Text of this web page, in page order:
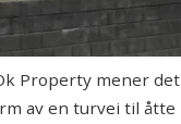
Ok Property mener
av en turvei til